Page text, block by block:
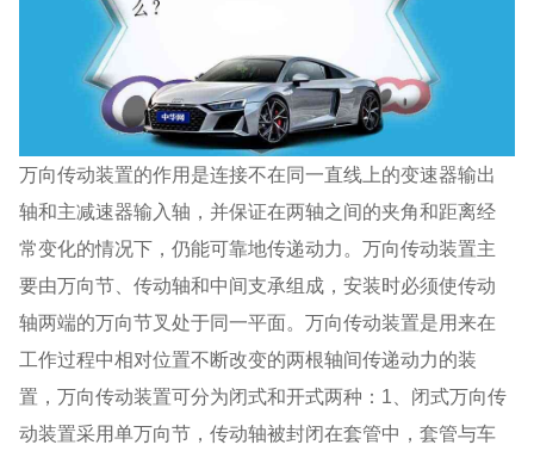
万向传动装置的作用是连接不在同一直线上的变速器输出
轴和主减速器输入轴，并保证在两轴之间的夹角和距离经
常变化的情况下，仍能可靠地传递动力。万向传动装置主
要由万向节、传动轴和中间支承组成，安装时必须使传动
轴两端的万向节叉处于同一平面。万向传动装置是用来在
工作过程中相对位置不断改变的两根轴间传递动力的装
置，万向传动装置可分为闭式和开式两种：1、闭式万向传
动装置采用单万向节，传动轴被封闭在套管中，套管与车